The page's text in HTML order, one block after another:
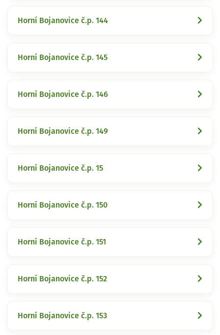
Horní Bojanovice č.p. 144
Horní Bojanovice č.p. 145
Horní Bojanovice č.p. 146
Horní Bojanovice č.p. 149
Horní Bojanovice č.p. 15
Horní Bojanovice č.p. 150
Horní Bojanovice č.p. 151
Horní Bojanovice č.p. 152
Horní Bojanovice č.p. 153